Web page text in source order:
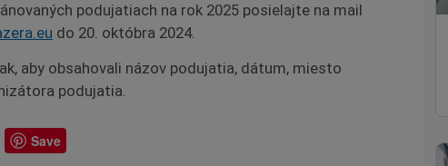
podujatiach na rok 2025 posielajte na mail
do 20. októbra 2024.
aby obsahovali názov podujatia, dátum, miesto
podujatia.
Save